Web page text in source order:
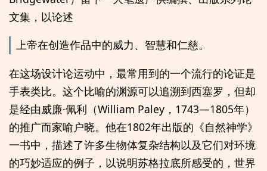
文集，以论述
上帝在创造作品中的威力、智慧和仁慈。
在这场设计论运动中，最常用到的一个流行的论证是
手表类比。这个比喻的渊源可以追溯到西塞罗，但却
是经由威廉·佩利（William Paley，1743—1805年）
的推广而家喻户晓。他在1802年出版的《自然神学》
一书中，描述了许多生物体复杂结构以及它们对环境
的巧妙适应的例子，以说明苏格拉底所感受的，世界